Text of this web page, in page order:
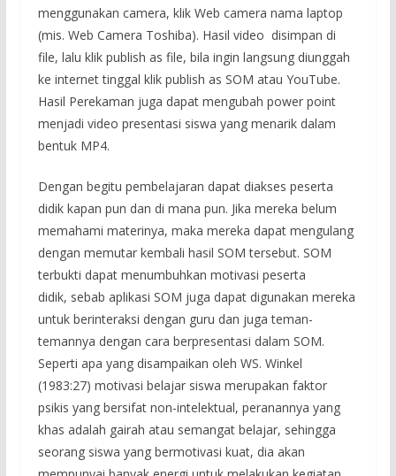
menggunakan camera, klik Web camera nama laptop
(mis. Web Camera Toshiba). Hasil video disimpan di
file, lalu klik publish as file, bila ingin langsung diunggah
ke internet tinggal klik publish as SOM atau YouTube.
Hasil Perekaman juga dapat mengubah power point
menjadi video presentasi siswa yang menarik dalam
bentuk MP4.
Dengan begitu pembelajaran dapat diakses peserta
didik kapan pun dan di mana pun. Jika mereka belum
memahami materinya, maka mereka dapat mengulang
dengan memutar kembali hasil SOM tersebut. SOM
terbukti dapat menumbuhkan motivasi peserta
didik, sebab aplikasi SOM juga dapat digunakan mereka
untuk berinteraksi dengan guru dan juga teman-
temannya dengan cara berpresentasi dalam SOM.
Seperti apa yang disampaikan oleh WS. Winkel
(1983:27) motivasi belajar siswa merupakan faktor
psikis yang bersifat non-intelektual, peranannya yang
khas adalah gairah atau semangat belajar, sehingga
seorang siswa yang bermotivasi kuat, dia akan